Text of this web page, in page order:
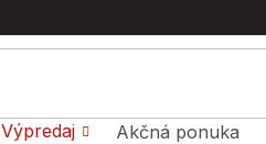
Výpredaj Akčná ponuka